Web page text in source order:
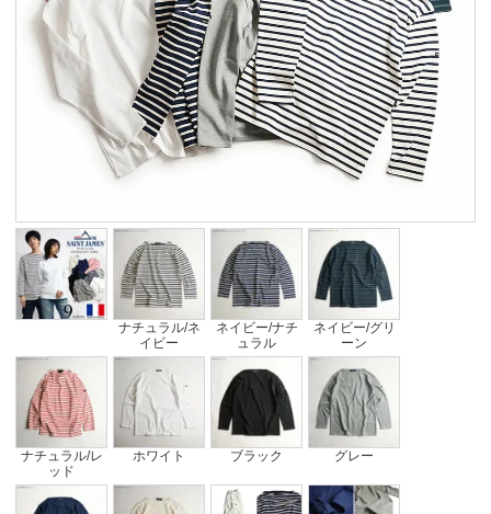
ナチュラル/ネ
イビー
ネイビー/ナチ
ュラル
ネイビー/グリ
ーン
ナチュラル/レ
ッド
ホワイト ブラック グレー